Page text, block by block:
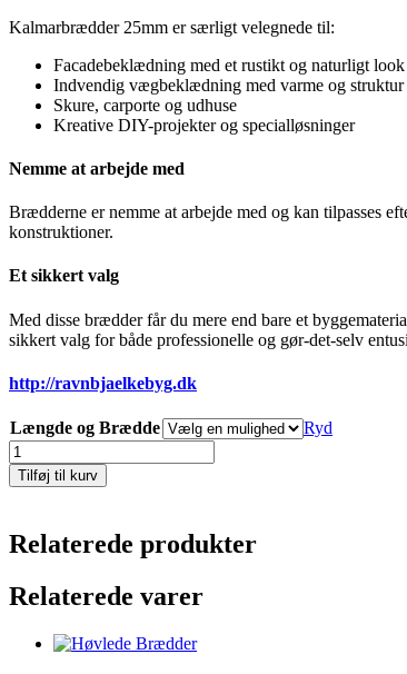
Kalmarbrædder 25mm er særligt velegnede til:
Facadebeklædning med et rustikt og naturligt look
Indvendig vægbeklædning med varme og struktur
Skure, carporte og udhuse
Kreative DIY-projekter og specialløsninger
Nemme at arbejde med
Brædderne er nemme at arbejde med og kan tilpasses
konstruktioner.
Et sikkert valg
Med disse brædder får du mere end bare et
sikkert valg for både professionelle og gør-det-selv
http://ravnbjaelkebyg.dk
Længde og Brædde
Ryd
Kalmarbrædder
25mm
antal
Tilføj til kurv
Relaterede produkter
Relaterede varer